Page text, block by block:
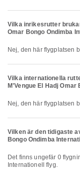
Vilka inrikesrutter
Omar Bongo Ondimba
Nej, den här flygplatsen
Vilka internationella
M'Vengue El Hadj
Nej, den här
Vilken är den tidigaste
Bongo Ondimba
Det finns ungefär 0 flygningar per dag. Denna flygplats betjänar Inrikes &
Internationell flyg.